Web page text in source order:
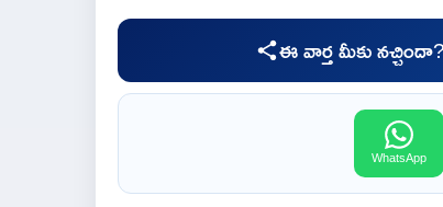
ఈ వార్త మీకు
WhatsApp